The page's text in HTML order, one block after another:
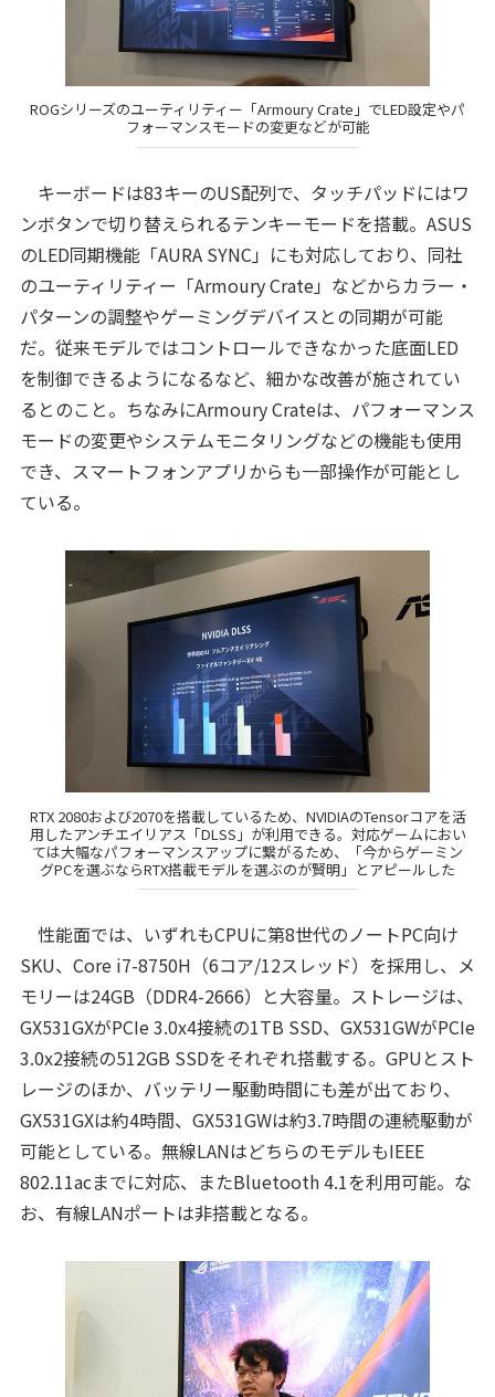
ROGシリーズのユーティリティー「Armoury Crate」でLED設定やパ
フォーマンスモードの変更などが可能
キーボードは83キーのUS配列で、タッチパッドにはワ
ンボタンで切り替えられるテンキーモードを搭載。ASUS
のLED同期機能「AURA SYNC」にも対応しており、同社
のユーティリティー「Armoury Crate」などからカラー・
パターンの調整やゲーミングデバイスとの同期が可能
だ。従来モデルではコントロールできなかった底面LED
を制御できるようになるなど、細かな改善が施されてい
るとのこと。ちなみにArmoury Crateは、パフォーマンス
モードの変更やシステムモニタリングなどの機能も使用
でき、スマートフォンアプリからも一部操作が可能とし
ている。
RTX 2080および2070を搭載しているため、NVIDIAのTensorコアを活
用したアンチエイリアス「DLSS」が利用できる。対応ゲームにおい
ては大幅なパフォーマンスアップに繋がるため、「今からゲーミン
グPCを選ぶならRTX搭載モデルを選ぶのが賢明」とアピールした
性能面では、いずれもCPUに第8世代のノートPC向け
SKU、Core i7-8750H（6コア/12スレッド）を採用し、メ
モリーは24GB（DDR4-2666）と大容量。ストレージは、
GX531GXがPCIe 3.0x4接続の1TB SSD、GX531GWがPCIe
3.0x2接続の512GB SSDをそれぞれ搭載する。GPUとスト
レージのほか、バッテリー駆動時間にも差が出ており、
GX531GXは約4時間、GX531GWは約3.7時間の連続駆動が
可能としている。無線LANはどちらのモデルもIEEE
802.11acまでに対応、またBluetooth 4.1を利用可能。な
お、有線LANポートは非搭載となる。